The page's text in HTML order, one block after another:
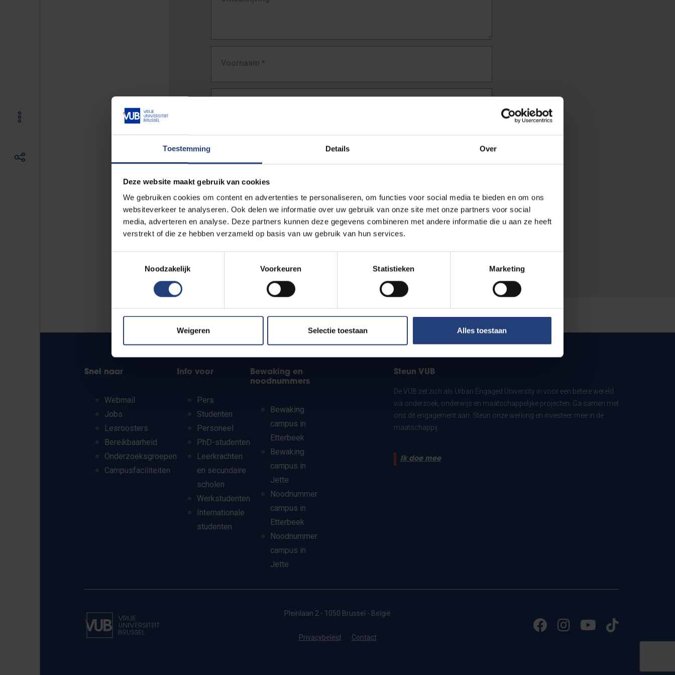
Toestemming Details Over
Deze website maakt gebruik van cookies
We gebruiken cookies om content en advertenties te personaliseren, om functies voor social media te bieden en om ons
websiteverkeer te analyseren. Ook delen we informatie over uw gebruik van onze site met onze partners voor social
media, adverteren en analyse. Deze partners kunnen deze gegevens combineren met andere informatie die u aan ze heeft
verstrekt of die ze hebben verzameld op basis van uw gebruik van hun services.
Noodzakelijk
Voorkeuren Statistieken Marketing
Weigeren Selectie toestaan Alles toestaan
Voornaam *
URL*
De volledige URL van de pagina waar je de fout zag.
Bv. https://www.vub.be/nl/studeren-aan-de-vub/alle-opleidingen
Snel naar
Webmail
Jobs
Lesroosters
Bereikbaarheid
Onderzoeksgroepen
Campusfaciliteiten
Info voor
Pers
Studenten
Personeel
PhD-studenten
Leerkrachten
en secundaire
scholen
Werkstudenten
Internationale
studenten
Bewaking en
noodnummers
Bewaking
campus in
Etterbeek
Bewaking
campus in
Jette
Noodnummer
campus in
Etterbeek
Noodnummer
campus in
Jette
Steun VUB
De VUB zet zich als Urban Engaged University in voor een betere wereld
via onderzoek, onderwijs en maatschappelijke projecten. Ga samen met
ons dit engagement aan. Steun onze werking en investeer mee in de
maatschappij.
Ik doe mee
Pleinlaan 2 - 1050 Brussel - België
Privacybeleid Contact